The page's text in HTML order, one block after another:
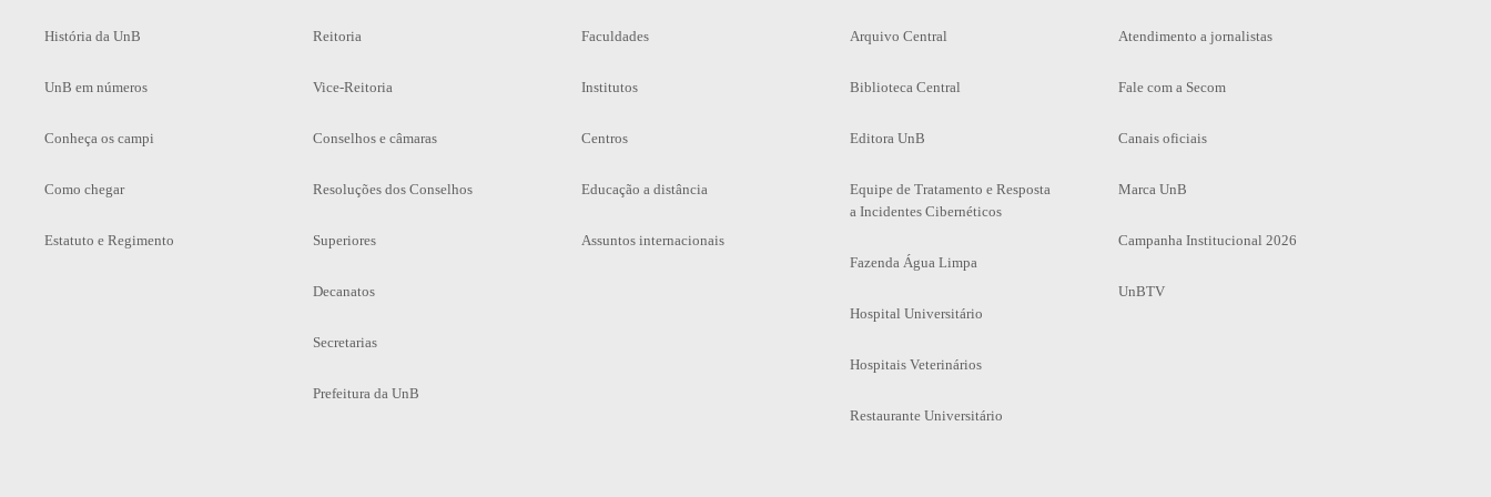
História da UnB
UnB em números
Conheça os campi
Como chegar
Estatuto e Regimento
Reitoria
Vice-Reitoria
Conselhos e câmaras
Resoluções dos Conselhos
Superiores
Decanatos
Secretarias
Prefeitura da UnB
Faculdades
Institutos
Centros
Educação a distância
Assuntos internacionais
Arquivo Central
Biblioteca Central
Editora UnB
Equipe de Tratamento e Resposta
a Incidentes Cibernéticos
Fazenda Água Limpa
Hospital Universitário
Hospitais Veterinários
Restaurante Universitário
Atendimento a jornalistas
Fale com a Secom
Canais oficiais
Marca UnB
Campanha Institucional 2026
UnBTV